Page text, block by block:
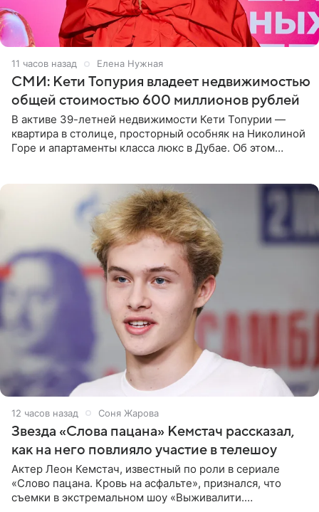
11 часов назад Елена Нужная
СМИ: Кети Топурия владеет недвижимостью
общей стоимостью 600 миллионов рублей
В активе 39-летней недвижимости Кети Топурии —
квартира в столице, просторный особняк на Николиной
Горе и апартаменты класса люкс в Дубае. Об этом
12 часов назад Соня Жарова
Звезда «Слова пацана» Кемстач рассказал,
как на него повлияло участие в телешоу
Актер Леон Кемстач, известный по роли в сериале
«Слово пацана. Кровь на асфальте», признался, что
съемки в экстремальном шоу «Выживалити.